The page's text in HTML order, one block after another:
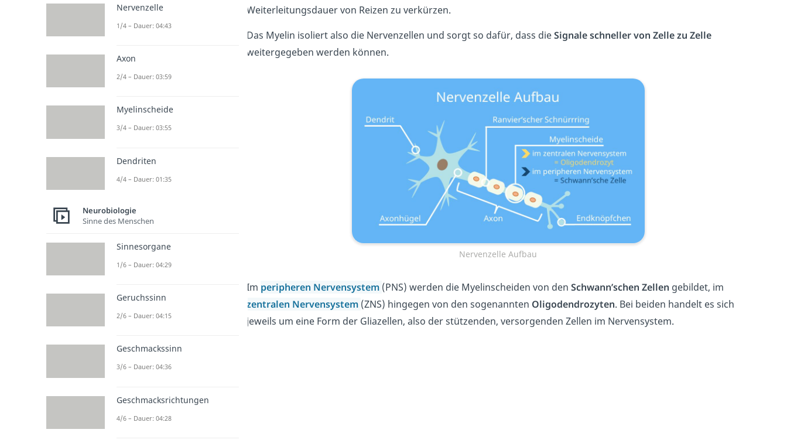
Weiterleitungsdauer von Reizen zu verkürzen.
Das Myelin isoliert also die Nervenzellen und sorgt so dafür, dass dieSignale schneller von Zelle zu Zelle
weitergegeben werden können.
Nervenzelle Aufbau
Im peripheren Nervensystem (PNS) werden die Myelinscheiden von den Schwann’schen Zellen gebildet, im
zentralen Nervensystem (ZNS) hingegen von den sogenannten Oligodendrozyten. Bei beiden handelt es sich
jeweils um eine Form der Gliazellen, also der stützenden, versorgenden Zellen im Nervensystem.
Nervenzelle
1/4 – Dauer: 04:43
Axon
2/4 – Dauer: 03:59
Myelinscheide
3/4 – Dauer: 03:55
Dendriten
4/4 – Dauer: 01:35
Neurobiologie
Sinne des Menschen
Sinnesorgane
1/6 – Dauer: 04:29
Geruchssinn
2/6 – Dauer: 04:15
Geschmackssinn
3/6 – Dauer: 04:36
Geschmacksrichtungen
4/6 – Dauer: 04:28